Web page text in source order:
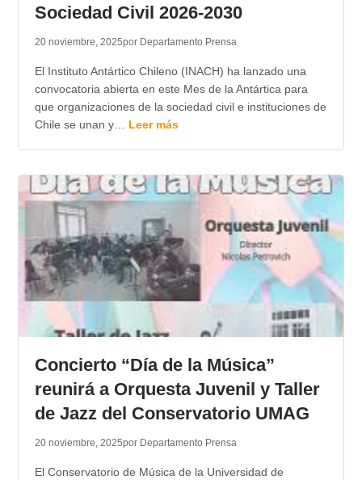
Sociedad Civil 2026-2030
20 noviembre, 2025por Departamento Prensa
El Instituto Antártico Chileno (INACH) ha lanzado una
convocatoria abierta en este Mes de la Antártica para
que organizaciones de la sociedad civil e instituciones de
Chile se unan y… Leer más
Concierto “Día de la Música”
reunirá a Orquesta Juvenil y Taller
de Jazz del Conservatorio UMAG
20 noviembre, 2025por Departamento Prensa
El Conservatorio de Música de la Universidad de